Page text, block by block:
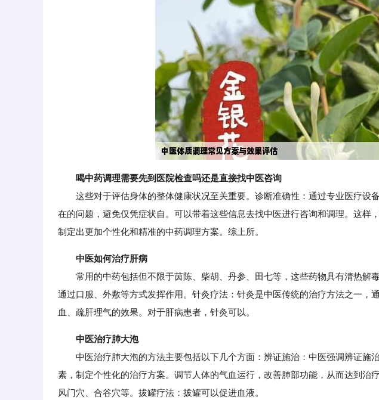
喝中药调理需要先到医院检查吗还是直接找中医咨询
这些对于评估身体的整体健康状况至关重要。诊断准确性：通过专业医疗设
在的问题，避免仅凭症状自。可以带着这些信息去找中医进行咨询和调理。这样
制定出更加个性化和精准的中药调理方案。综上所。
中医如何治疗肝病
常用的中药包括但不限于茵陈、柴胡、丹参、田七等，这些药物具有清热解
通过口服、外敷等方式发挥作用。针灸疗法：针灸是中医传统的治疗方法之一，
血、疏肝理气的效果。对于肝病患者，针灸可以。
中医治疗肺大泡
中医治疗肺大泡的方法主要包括以下几个方面：辨证施治：中医强调辨证施
素，制定个性化的治疗方案。调节人体的气血运行，改善肺部功能，从而达到治
风门穴、合谷穴等。拔罐疗法：拔罐可以促进血液。